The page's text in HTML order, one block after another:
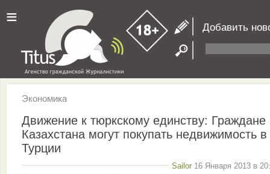
≡ Добавить
Экономика
Движение к тюркскому единству: Граждане
Казахстана могут покупать недвижимость в
Турции
Sailor 16 Января 2013 в